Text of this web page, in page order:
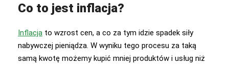
Co to jest inflacja?
Inflacja to wzrost cen, a co za tym idzie spadek siły
nabywczej pieniądza. W wyniku tego procesu za taką
samą kwotę możemy kupić mniej produktów i usług niż